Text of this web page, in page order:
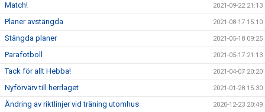
Match! 2021-09-22 21:13
Planer avstängda 2021-08-17 15:10
Stängda planer 2021-05-18 09:25
Parafotboll 2021-05-17 21:13
Tack för allt Hebba! 2021-04-07 20:20
Nyförvärv till herrlaget 2021-01-28 15:30
Ändring av riktlinjer vid träning utomhus 2020-12-23 20:49